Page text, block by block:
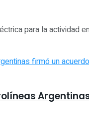
para la actividad